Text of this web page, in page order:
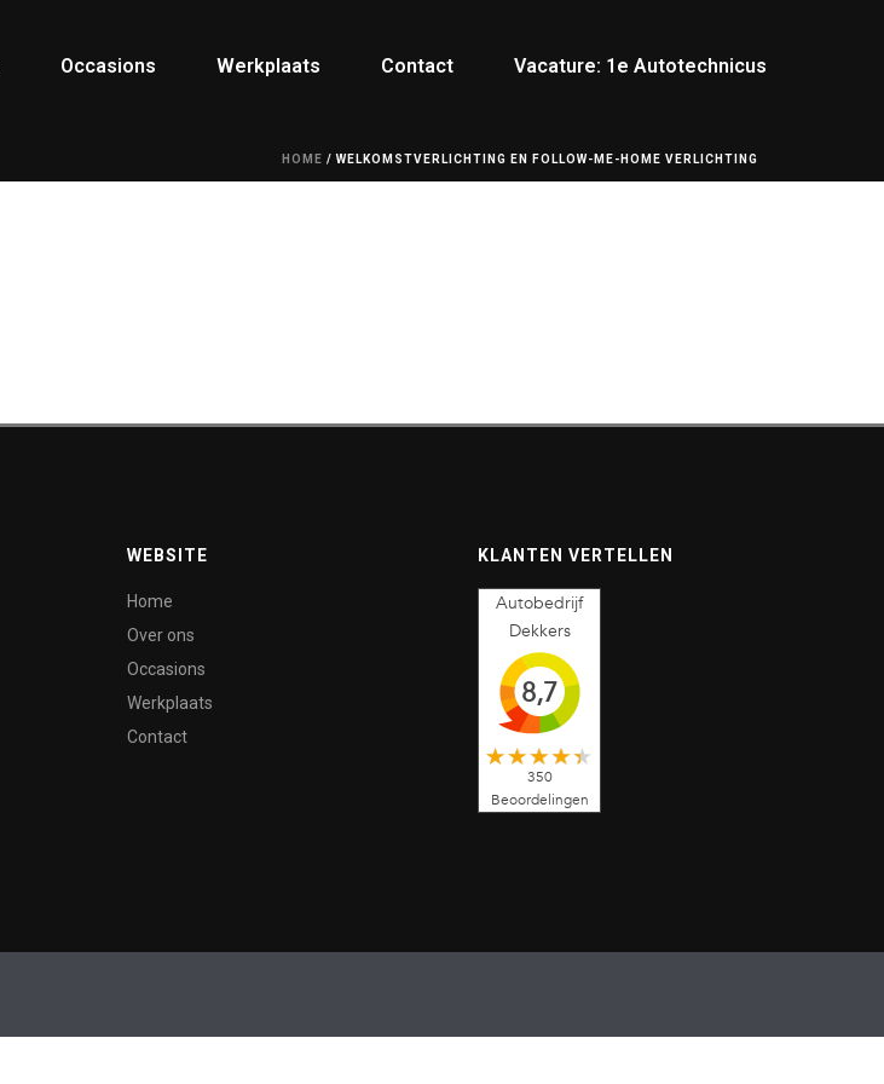
Occasions Werkplaats Contact Vacature: 1e Autotechnicus
HOME / WELKOMSTVERLICHTING EN FOLLOW-ME-HOME VERLICHTING
WEBSITE
Home
Over ons
Occasions
Werkplaats
Contact
KLANTEN VERTELLEN
Autobedrijf
Dekkers
8,7
350
Beoordelingen